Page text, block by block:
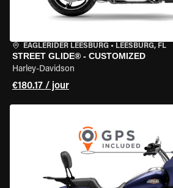
EAGLERIDER LEESBURG • LEESBURG, FL
STREET GLIDE® - CUSTOMIZED
Harley-Davidson
€180.17 / jour